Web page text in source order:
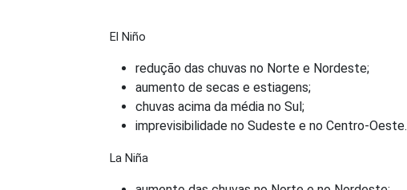
El Niño
redução das chuvas no Norte e Nordeste;
aumento de secas e estiagens;
chuvas acima da média no Sul;
imprevisibilidade no Sudeste e no Centro-Oeste.
La Niña